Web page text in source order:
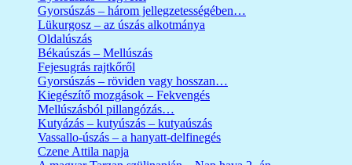
Gyorsúszás – három jellegzetességében…
Lükurgosz – az úszás alkotmánya
Oldalúszás
Békaúszás – Mellúszás
Fejesugrás rajtkőről
Gyorsúszás – röviden vagy hosszan…
Kiegészítő mozgások – Fekvengés
Mellúszásból pillangózás…
Kutyázás – kutyúszás – kutyaúszás
Vassallo-úszás – a hanyatt-delfinegés
Czene Attila napja